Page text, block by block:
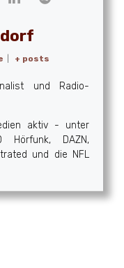
+ posts
und Radio-
aktiv - unter
DAZN,
und die NFL